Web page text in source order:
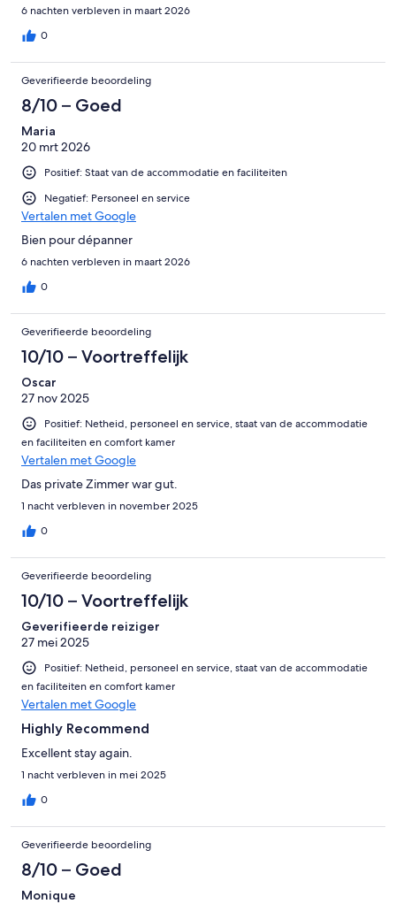
6 nachten verbleven in maart 2026
0
Geverifieerde beoordeling
8/10 – Goed
Maria
20 mrt 2026
Positief: Staat van de accommodatie en faciliteiten
Negatief: Personeel en service
Vertalen met Google
Bien pour dépanner
6 nachten verbleven in maart 2026
0
Geverifieerde beoordeling
10/10 – Voortreffelijk
Oscar
27 nov 2025
Positief: Netheid, personeel en service, staat van de accommodatie
en faciliteiten en comfort kamer
Vertalen met Google
Das private Zimmer war gut.
1 nacht verbleven in november 2025
0
Geverifieerde beoordeling
10/10 – Voortreffelijk
Geverifieerde reiziger
27 mei 2025
Positief: Netheid, personeel en service, staat van de accommodatie
en faciliteiten en comfort kamer
Vertalen met Google
Highly Recommend
Excellent stay again.
1 nacht verbleven in mei 2025
0
Geverifieerde beoordeling
8/10 – Goed
Monique